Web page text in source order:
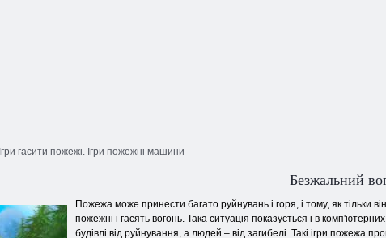
Ігри гасити пожежі. Ігри пожежні машини
Безжальний
Пожежа може принести багато руйнувань і горя, і тому, як тільки
пожежні і гасять вогонь. Така ситуація показується і в
будівлі від руйнування, а людей – від загибелі. Такі ігри пожежа